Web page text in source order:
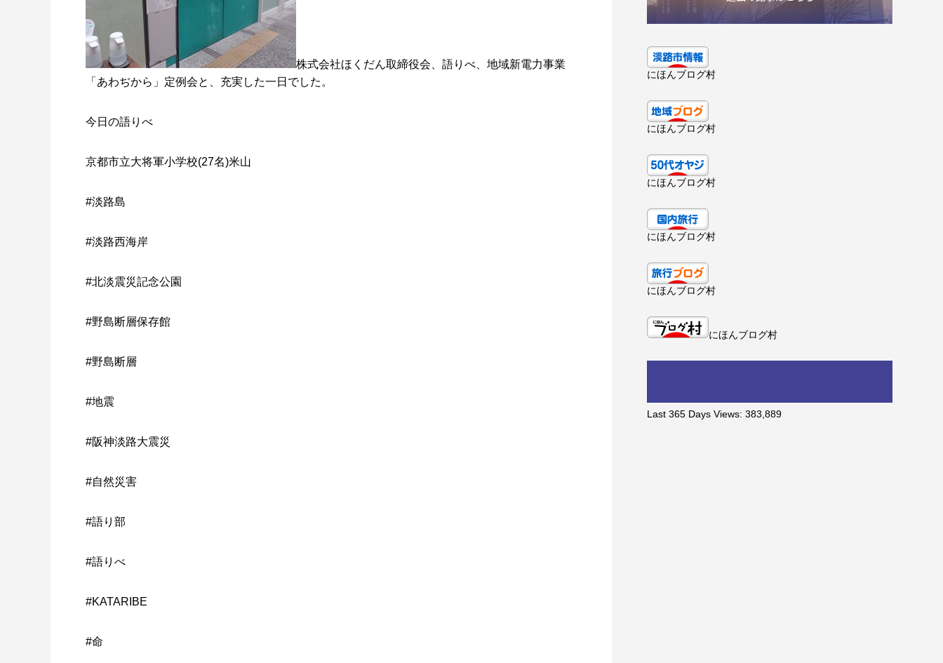
株式会社ほくだん取締役会、語りべ、地域新電力事業
「あわぢから」定例会と、充実した一日でした。
今日の語りべ
京都市立大将軍小学校(27名)米山
#淡路島
#淡路西海岸
#北淡震災記念公園
#野島断層保存館
#野島断層
#地震
#阪神淡路大震災
#自然災害
#語り部
#語りべ
#KATARIBE
#命
にほんブログ村
にほんブログ村
にほんブログ村
にほんブログ村
にほんブログ村
にほんブログ村
Last 365 Days Views: 383,889